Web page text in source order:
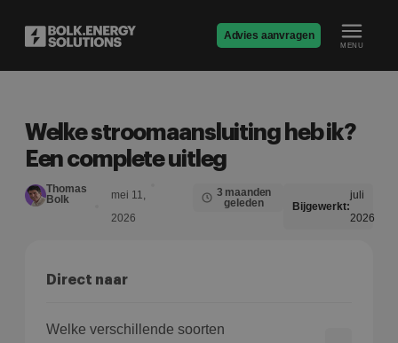
Advies aanvragen
MENU
Welke stroomaansluiting heb ik?
Een complete uitleg
Thomas
Bolk
mei 11,
2026
3 maanden
geleden
Bijgewerkt:
juli
2026
Direct naar
Welke verschillende soorten